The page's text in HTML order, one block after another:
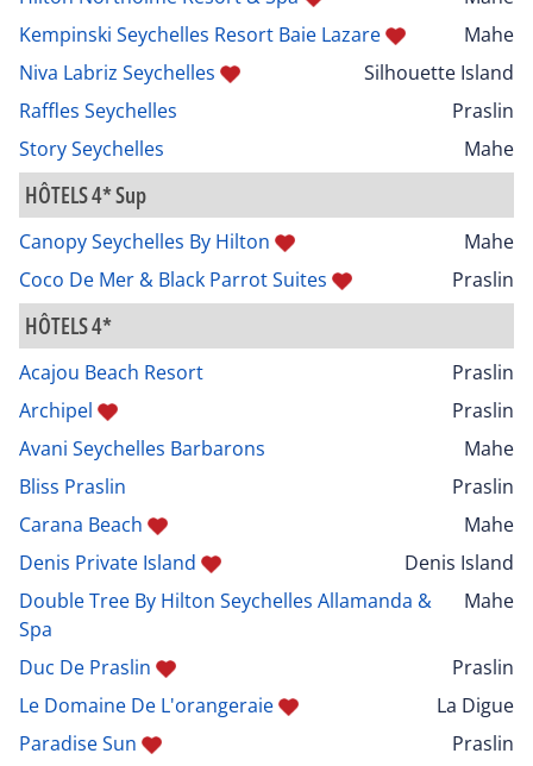
Kempinski Seychelles Resort Baie Lazare
Mahe
Niva Labriz Seychelles
Silhouette Island
Raffles Seychelles
Praslin
Story Seychelles
Mahe
HÔTELS 4* Sup
Canopy Seychelles By Hilton
Mahe
Coco De Mer & Black Parrot Suites
Praslin
HÔTELS 4*
Acajou Beach Resort
Praslin
Archipel
Praslin
Avani Seychelles Barbarons
Mahe
Bliss Praslin
Praslin
Carana Beach
Mahe
Denis Private Island
Denis Island
Double Tree By Hilton Seychelles Allamanda &
Spa
Mahe
Duc De Praslin
Praslin
Le Domaine De L'orangeraie
La Digue
Paradise Sun
Praslin